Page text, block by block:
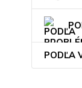
PODĽA